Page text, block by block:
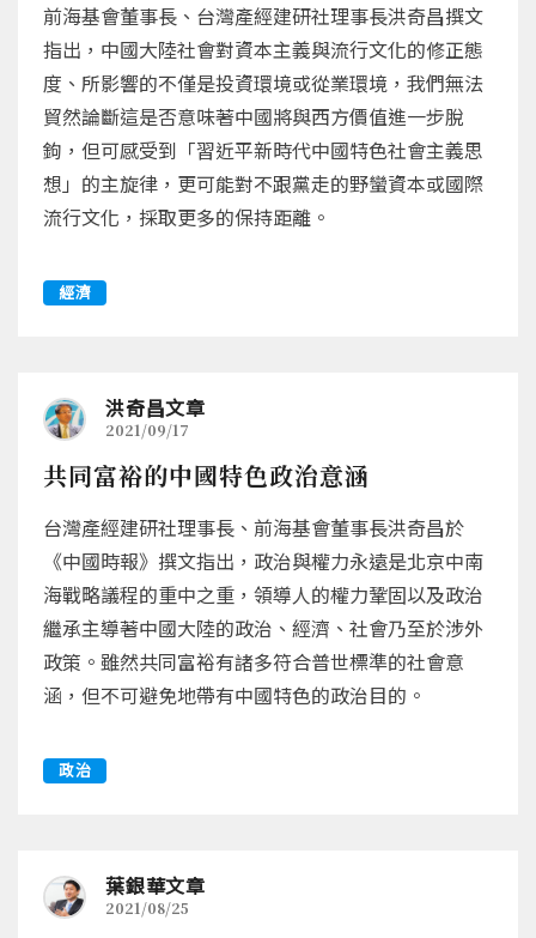
前海基會董事長、台灣產經建研社理事長洪奇昌撰文
指出，中國大陸社會對資本主義與流行文化的修正態
度、所影響的不僅是投資環境或從業環境，我們無法
貿然論斷這是否意味著中國將與西方價值進一步脫
鉤，但可感受到「習近平新時代中國特色社會主義思
想」的主旋律，更可能對不跟黨走的野蠻資本或國際
流行文化，採取更多的保持距離。
經濟
洪奇昌文章
2021/09/17
共同富裕的中國特色政治意涵
台灣產經建研社理事長、前海基會董事長洪奇昌於
《中國時報》撰文指出，政治與權力永遠是北京中南
海戰略議程的重中之重，領導人的權力鞏固以及政治
繼承主導著中國大陸的政治、經濟、社會乃至於涉外
政策。雖然共同富裕有諸多符合普世標準的社會意
涵，但不可避免地帶有中國特色的政治目的。
政治
葉銀華文章
2021/08/25